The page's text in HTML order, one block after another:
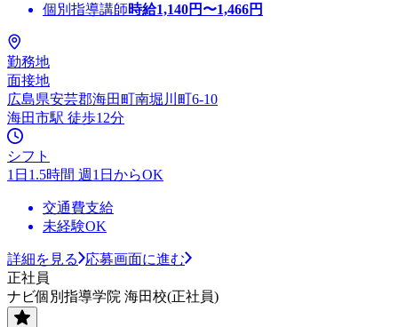
個別指導講師時給1,140円〜1,466円
勤務地
面接地
広島県安芸郡海田町南堀川町6-10
海田市駅 徒歩12分
シフト
1日1.5時間 週1日からOK
交通費支給
未経験OK
詳細を見る
応募画面に進む
正社員
ナビ個別指導学院 海田校(正社員)